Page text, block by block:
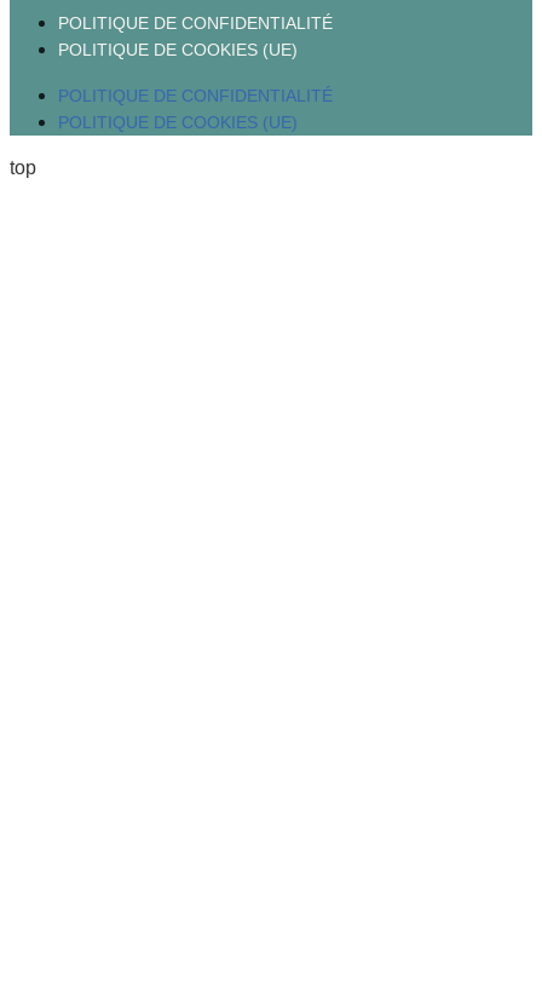
POLITIQUE DE CONFIDENTIALITÉ
POLITIQUE DE COOKIES (UE)
POLITIQUE DE CONFIDENTIALITÉ
POLITIQUE DE COOKIES (UE)
top